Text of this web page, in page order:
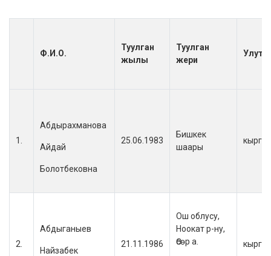
Ф.И.О.
Туулган
жылы
Туулган
жери
Улуту
1.
Абдырахманова
Айдай
Болотбековна
25.06.1983
Бишкек
шаары
2.
Абдыганыев
Найзабек
21.11.1986
Ош облусу,
Ноокат р-ну,
Өсөр а.